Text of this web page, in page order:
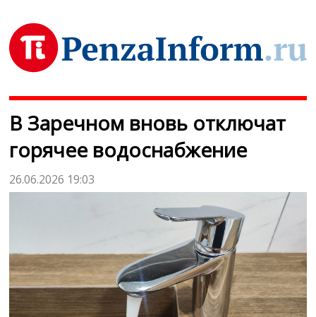
В Заречном вновь отключат
горячее водоснабжение
26.06.2026 19:03